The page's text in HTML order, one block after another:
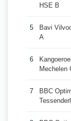
HSE B
5
Bavi
A
6
Mechelen
7
BBC